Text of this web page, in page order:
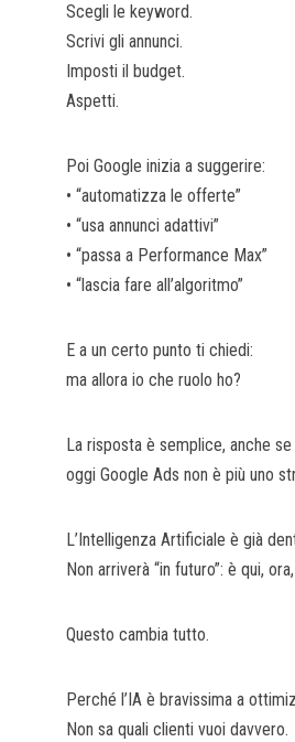
Scegli le keyword.
Scrivi gli annunci.
Imposti il budget.
Aspetti.
Poi Google inizia a suggerire:
• “automatizza le offerte”
• “usa annunci adattivi”
• “passa a Performance Max”
• “lascia fare all’algoritmo”
E a un certo punto ti chiedi:
ma allora io che ruolo ho?
La risposta è semplice, anche se
oggi Google Ads non è più uno
L’Intelligenza Artificiale è già
Non arriverà “in futuro”: è qui,
Questo cambia tutto.
Perché l’IA è bravissima a
Non sa quali clienti vuoi davvero.